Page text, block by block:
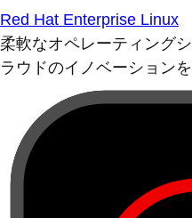
Red Hat Enterprise Linux
柔軟なオペレーティング
ラウドのイノベーションを